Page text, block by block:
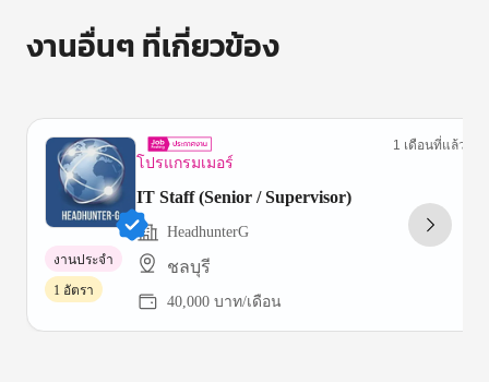
งานอื่นๆ ที่เกี่ยวข้อง
โปรแกรมเมอร์
1 เดือนที่แล้ว
IT Staff (Senior / Supervisor)
HeadhunterG
ชลบุรี
40,000 บาท/เดือน
งานประจำ
1 อัตรา